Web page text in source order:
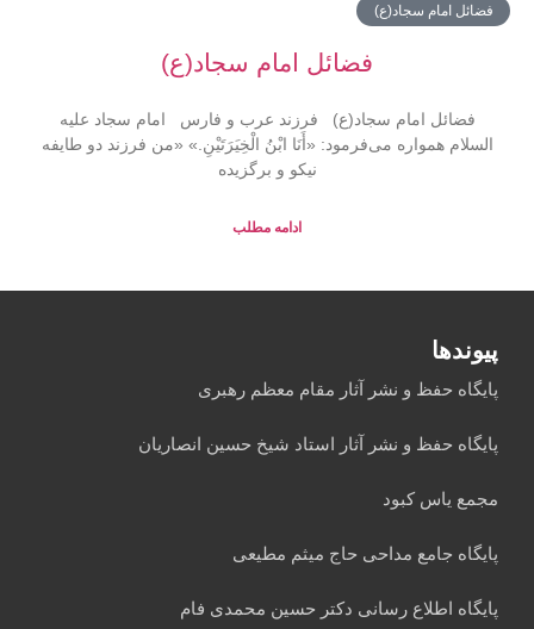
فضائل امام سجاد(ع)
فضائل امام سجاد(ع)
فضائل امام سجاد(ع) فرزند عرب و فارس امام سجاد علیه
السلام همواره می‌فرمود: «أَنَا ابْنُ الْخِیَرَتَیْنِ.» «من فرزند دو طایفه
نیکو و برگزیده
ادامه مطلب
پیوندها
پایگاه حفظ و نشر آثار مقام معظم رهبری
پایگاه حفظ و نشر آثار استاد شیخ حسین انصاریان
مجمع یاس کبود
پایگاه جامع مداحی حاج میثم مطیعی
پایگاه اطلاع رسانی دکتر حسین محمدی فام